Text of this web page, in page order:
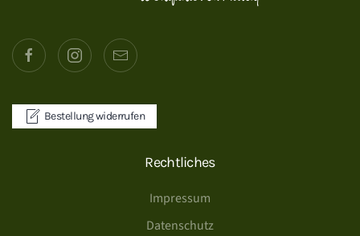
Bestellung widerrufen
Rechtliches
Impressum
Datenschutz